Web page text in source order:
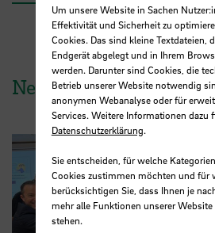
News aus der HSB
Um unsere Website in Sachen
Effektivität und Sicherheit zu
Cookies. Das sind kleine Textdateien,
Endgerät abgelegt und in Ihrem
werden. Darunter sind Cookies, die
Betrieb unserer Website notwendig
anonymen Webanalyse oder für
Services. Weitere Informationen dazu
Datenschutzerklärung.
Sie entscheiden, für welche
Cookies zustimmen möchten und für
berücksichtigen Sie, dass Ihnen je
mehr alle Funktionen unserer Website
stehen.